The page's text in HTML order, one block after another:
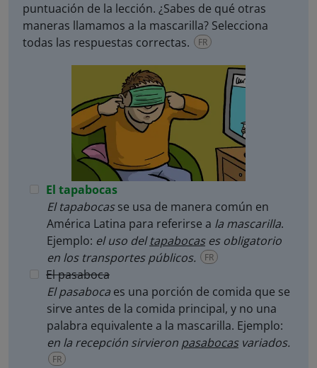
puntuación de la lección. ¿Sabes de qué otras
maneras llamamos a la mascarilla? Selecciona
todas las respuestas correctas.
FR
El tapabocas
El tapabocasse usa de manera común en
América Latina para referirse a la mascarilla.
Ejemplo: el uso deltapabocases obligatorio
en los transportes públicos.
FR
El pasaboca
El pasaboca es una porción de comida que se
sirve antes de la comida principal, y no una
palabra equivalente a la mascarilla. Ejemplo:
en la recepción sirvieron pasabocasvariados.
FR